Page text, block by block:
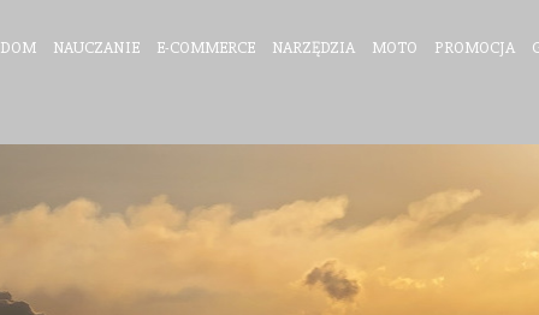
DOM NAUCZANIE E-COMMERCE NARZĘDZIA MOTO PROMOCJA